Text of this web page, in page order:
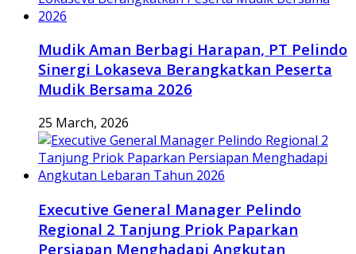
Mudik Aman Berbagi Harapan, PT Pelindo
Sinergi Lokaseva Berangkatkan Peserta
Mudik Bersama 2026
25 March, 2026
Executive General Manager Pelindo
Regional 2 Tanjung Priok Paparkan
Persiapan Menghadapi Angkutan